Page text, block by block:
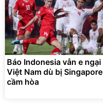
Báo Indonesia vẫn e ngại
Việt Nam dù bị Singapore
cầm hòa